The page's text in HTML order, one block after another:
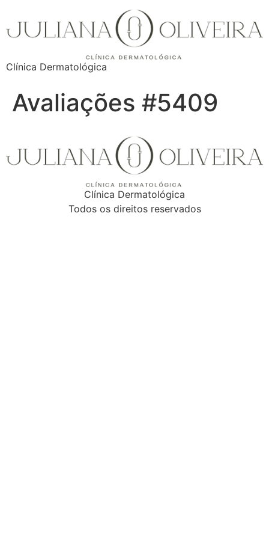
Clínica Dermatológica
Avaliações #5409
Clínica Dermatológica
Todos os direitos reservados